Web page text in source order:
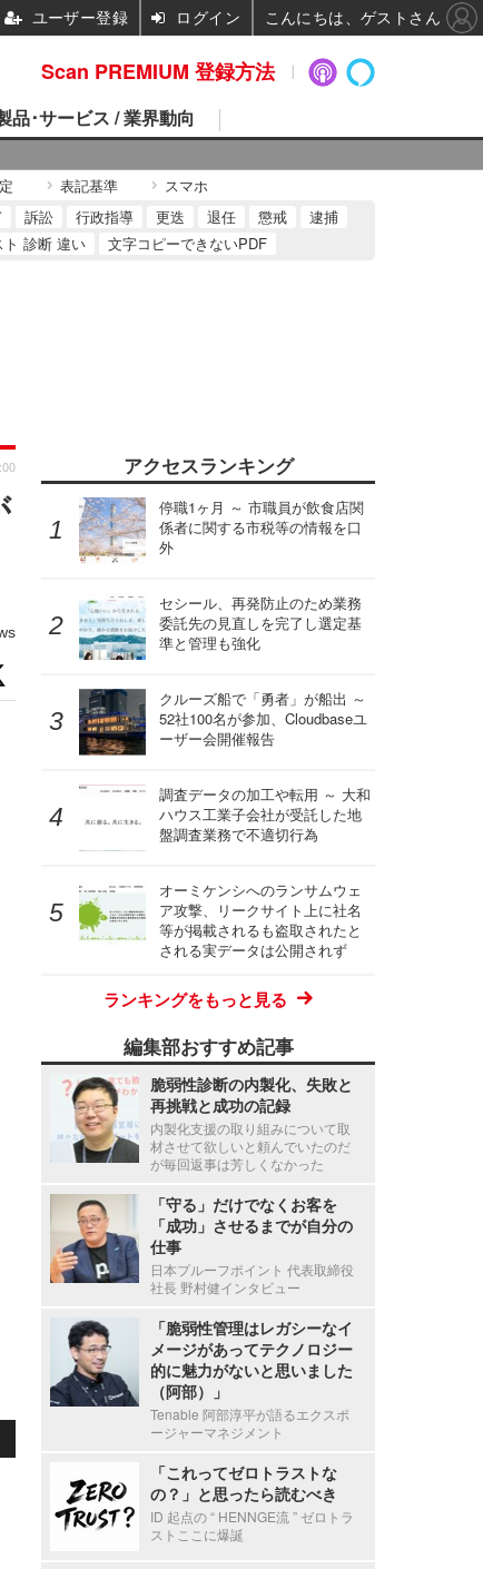
品･サービス / 業界動向
表記基準 スマホ
訴訟 行政指導 更迭 退任 懲戒
逮捕
ト 診断 違い 文字コピーできないPDF
アクセスランキング
停職1ヶ月 ～ 市職員が飲食店関
係者に関する市税等の情報を口
外
セシール、再発防止のため業務
委託先の見直しを完了し選定基
準と管理も強化
クルーズ船で「勇者」が船出 ～
52社100名が参加、Cloudbaseユ
ーザー会開催報告
調査データの加工や転用 ～ 大和
ハウス工業子会社が受託した地
盤調査業務で不適切行為
オーミケンシへのランサムウェ
ア攻撃、リークサイト上に社名
等が掲載されるも盗取されたと
される実データは公開されず
ランキングをもっと見る
編集部おすすめ記事
脆弱性診断の内製化、失敗と
再挑戦と成功の記録
内製化支援の取り組みについて取
材させて欲しいと頼んでいたのだ
が毎回返事は芳しくなかった
「守る」だけでなくお客を
「成功」させるまでが自分の
仕事
日本プルーフポイント 代表取締役
社長 野村健インタビュー
「脆弱性管理はレガシーなイ
メージがあってテクノロジー
的に魅力がないと思いました
（阿部）」
Tenable 阿部淳平が語るエクスポ
ージャーマネジメント
「これってゼロトラストな
の？」と思ったら読むべき
ID 起点の “ HENNGE流 ” ゼロトラ
ストここに爆誕
Scan PREMIUM 登録方法
ユーザー登録 ログイン こんにちは、ゲストさん